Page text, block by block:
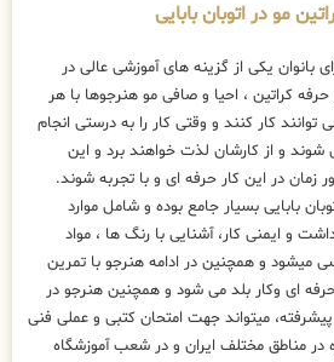
مو در اتوبان بابایی
بانوان یکی از گزینه های آموزشی عالی در
کراتین ، احیا و صافی مو هنرجوها با هر
کار کنند و وقتی کار را به درستی انجام
و از کارشان لذت خواهند برد و این
در این کار حرفه ای و با تجربه شوند.
بابایی بسیار جامع بوده و شامل موارد
و ایمنی کار، آشنایی با رنگ ها ، مواد
میشود و همچنین در ادامه هنرجو با تمرین
ای وکار بلد می شود و همچنین هنرجو در
میتواند جهت امتحان کتبی و عملی فنی
در مناطق مختلف ایران و در شعب آموزشگاه